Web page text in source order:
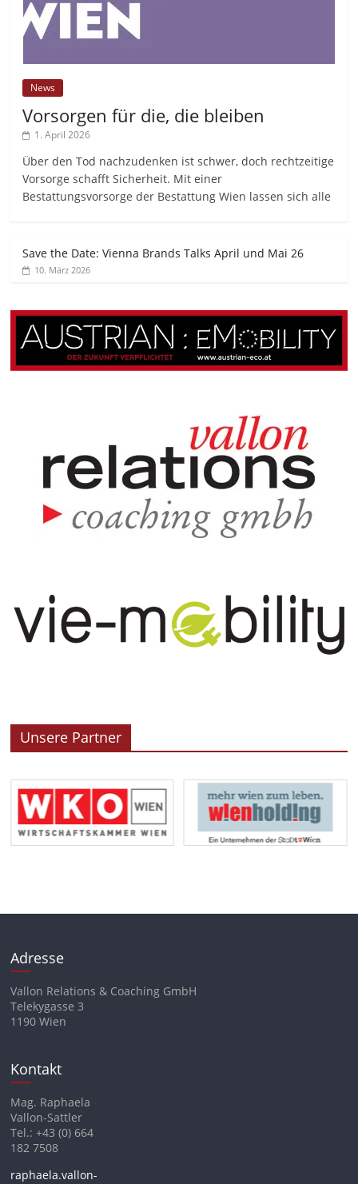
News
Vorsorgen für die, die bleiben
1. April 2026
Über den Tod nachzudenken ist schwer, doch rechtzeitige
Vorsorge schafft Sicherheit. Mit einer
Bestattungsvorsorge der Bestattung Wien lassen sich alle
Save the Date: Vienna Brands Talks April und Mai 26
10. März 2026
Unsere Partner
Adresse
Vallon Relations & Coaching GmbH
Telekygasse 3
1190 Wien
Kontakt
Mag. Raphaela
Vallon-Sattler
Tel.: +43 (0) 664
182 7508
raphaela.vallon-